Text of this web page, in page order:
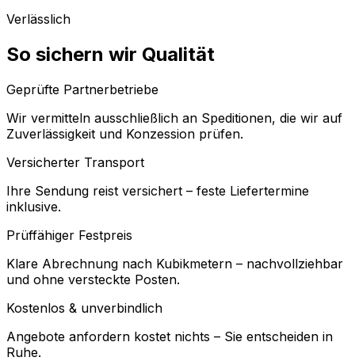
Verlässlich
So sichern wir Qualität
Geprüfte Partnerbetriebe
Wir vermitteln ausschließlich an Speditionen, die wir auf
Zuverlässigkeit und Konzession prüfen.
Versicherter Transport
Ihre Sendung reist versichert – feste Liefertermine
inklusive.
Prüffähiger Festpreis
Klare Abrechnung nach Kubikmetern – nachvollziehbar
und ohne versteckte Posten.
Kostenlos & unverbindlich
Angebote anfordern kostet nichts – Sie entscheiden in
Ruhe.